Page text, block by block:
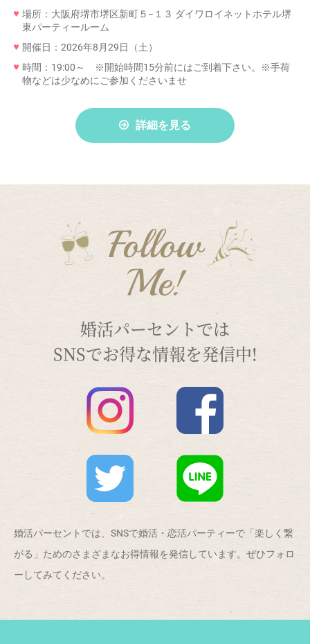
場所：大阪府堺市堺区新町５−１３ ダイワロイネットホテル堺
東パーティールーム
開催日：2026年8月29日（土）
時間：19:00～ ※開始時間15分前にはご到着下さい。※手荷
物などは少なめにご参加くださいませ
詳細を見る
Follow
Me!
婚活パーセントでは
SNSでお得な情報を発信中!
婚活パーセントでは、SNSで婚活・恋活パーティーで「楽しく繋
がる」ためのさまざまなお得情報を発信しています。ぜひフォロ
ーしてみてください。